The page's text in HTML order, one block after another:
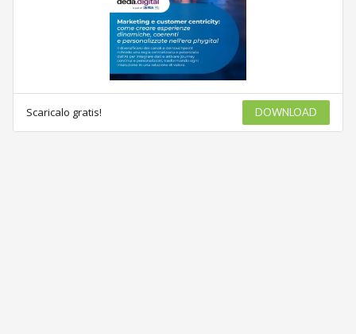
Scaricalo gratis! DOWNLOAD